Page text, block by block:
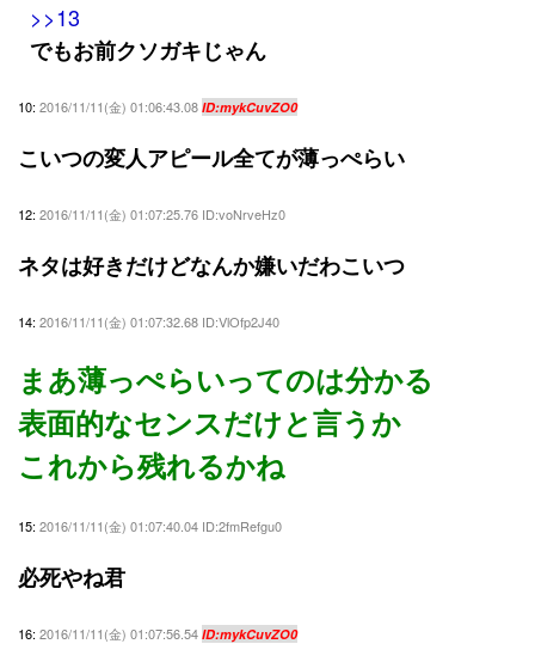
>>13
でもお前クソガキじゃん
10: 2016/11/11(金) 01:06:43.08 ID:mykCuvZO0
こいつの変人アピール全てが薄っぺらい
12: 2016/11/11(金) 01:07:25.76 ID:voNrveHz0
ネタは好きだけどなんか嫌いだわこいつ
14: 2016/11/11(金) 01:07:32.68 ID:VlOfp2J40
まあ薄っぺらいってのは分かる
表面的なセンスだけと言うか
これから残れるかね
15: 2016/11/11(金) 01:07:40.04 ID:2fmRefgu0
必死やね君
16: 2016/11/11(金) 01:07:56.54 ID:mykCuvZO0